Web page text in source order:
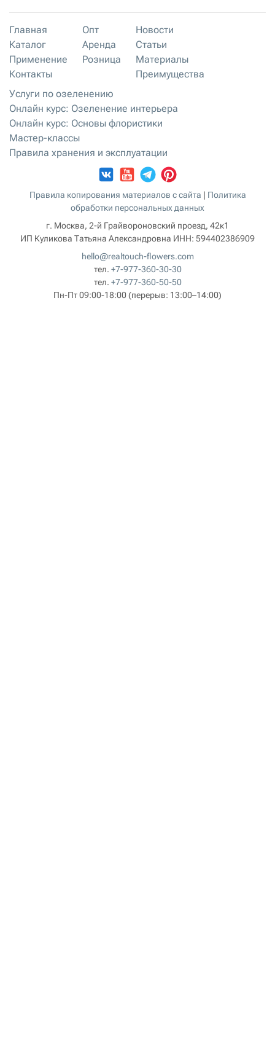
Главная
Каталог
Применение
Контакты
Опт
Аренда
Розница
Новости
Статьи
Материалы
Преимущества
Услуги по озеленению
Онлайн курс: Озеленение интерьера
Онлайн курс: Основы флористики
Мастер-классы
Правила хранения и эксплуатации
Правила копирования материалов с сайта | Политика
обработки персональных данных
г. Москва, 2-й Грайвороновский проезд, 42к1
ИП Куликова Татьяна Александровна ИНН: 594402386909
hello@realtouch-flowers.com
тел. +7-977-360-30-30
тел. +7-977-360-50-50
Пн-Пт 09:00-18:00(перерыв: 13:00–14:00)